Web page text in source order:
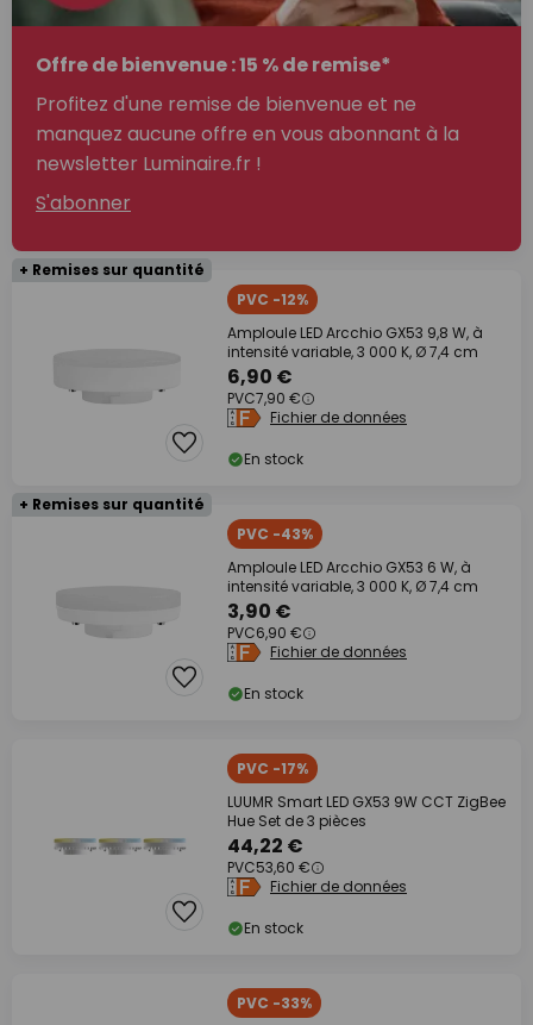
Offre de bienvenue : 15 % de remise*
Profitez d'une remise de bienvenue et ne
manquez aucune offre en vous abonnant à la
newsletter Luminaire.fr !
S'abonner
+ Remises sur quantité
PVC -12%
Amploule LED Arcchio GX53 9,8 W, à
intensité variable, 3 000 K, Ø 7,4 cm
6,90 €
PVC7,90 €
Fichier de données
En stock
+ Remises sur quantité
PVC -43%
Amploule LED Arcchio GX53 6 W, à
intensité variable, 3 000 K, Ø 7,4 cm
3,90 €
PVC6,90 €
Fichier de données
En stock
PVC -17%
LUUMR Smart LED GX53 9W CCT ZigBee
Hue Set de 3 pièces
44,22 €
PVC53,60 €
Fichier de données
En stock
PVC -33%